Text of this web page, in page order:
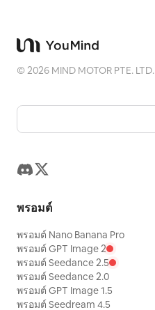
©2026 MIND MOTOR PTE. LTD.
พรอมต์
พรอมต์ Nano Banana Pro
พรอมต์ GPT Image 2
พรอมต์ Seedance 2.5
พรอมต์ Seedance 2.0
พรอมต์ GPT Image 1.5
พรอมต์ Seedream 4.5